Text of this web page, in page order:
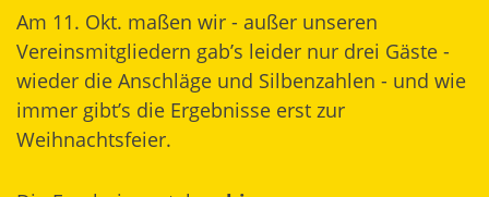
Am 11. Okt. maßen wir - außer unseren
Vereinsmitgliedern gab’s leider nur drei Gäste -
wieder die Anschläge und Silbenzahlen - und wie
immer gibt’s die Ergebnisse erst zur
Weihnachtsfeier.